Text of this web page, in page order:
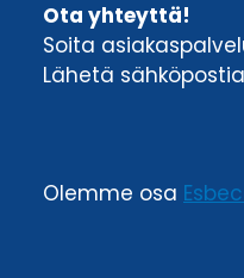
Ota yhteyttä!
Soita
Lähetä sähköpostia
Olemme osa